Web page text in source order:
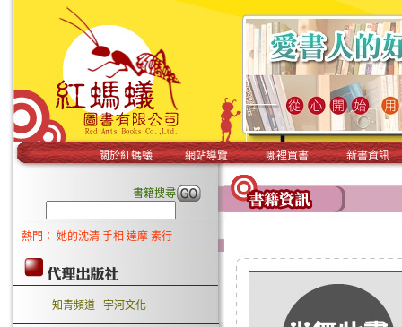
關於紅螞蟻 網站導覽 哪裡買書 新書資訊
書籍搜尋
熱門： 她的沈清 手相 達摩 素行
知青頻道 宇河文化